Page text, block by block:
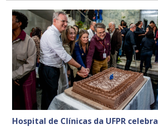
Hospital de Clínicas da UFPR celebra